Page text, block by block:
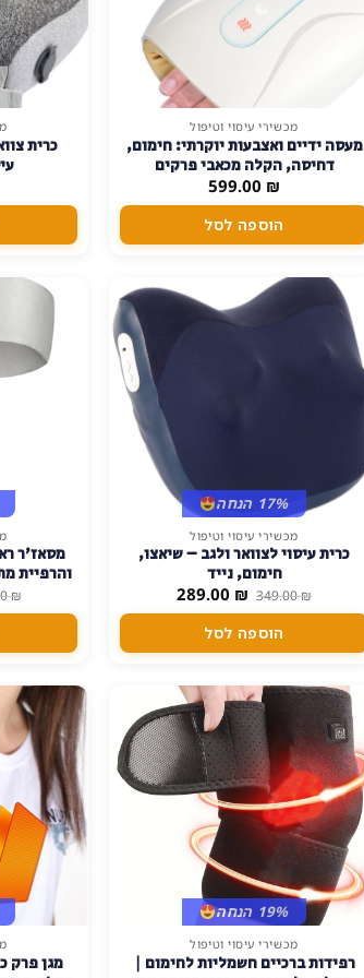
מכשירי עיסוי וטיפול
מעסה ידיים ואצבעות יוקרתי: חימום,
דחיסה, הקלה מכאבי פרקים
599.00 ₪
הוספה לסל
כרית
17% הנחה
מכשירי עיסוי וטיפול
כרית עיסוי לצוואר ולגב – שיאצו,
חימום, נייד
349.00₪ המחיר
המקורי
היה:
349.00 ₪.
289.00 ₪ המחיר
הנוכחי
הוספה לסל
מסאז'ר
והרפיית מתח
₪
19% הנחה
מכשירי עיסוי וטיפול
רפידות ברכיים חשמליות לחימום |